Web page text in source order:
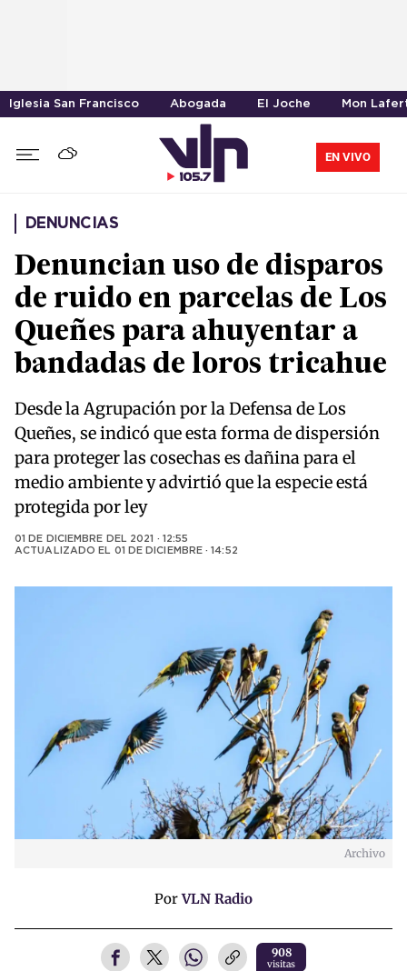
Iglesia San Francisco Abogada El Joche Mon
EN VIVO
DENUNCIAS
Denuncian uso de disparos
de ruido en parcelas de Los
Queñes para ahuyentar a
bandadas de loros tricahue
Desde la Agrupación por la Defensa de Los
Queñes, se indicó que esta forma de dispersión
para proteger las cosechas es dañina para el
medio ambiente y advirtió que la especie está
protegida por ley
01 DE DICIEMBRE DEL 2021 · 12:55
ACTUALIZADO EL 01 DE DICIEMBRE · 14:52
Archivo
PorVLN Radio
908
visitas